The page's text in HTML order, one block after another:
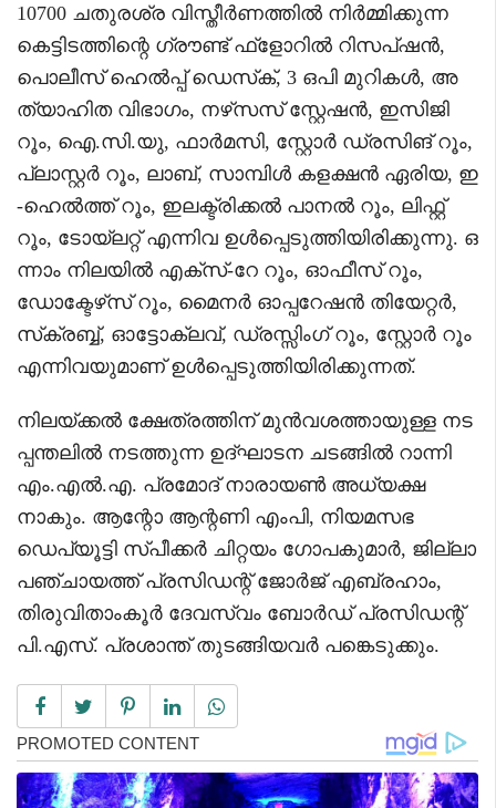
10700 ചതുരശ്ര വിസ്തീര്‍ണത്തില്‍ നിര്‍മ്മിക്കുന്ന
കെട്ടിടത്തിന്റെ ഗ്രൗണ്ട് ഫ്‌ളോറില്‍ റിസപ്ഷന്‍,
പൊലീസ് ഹെല്‍പ്പ് ഡെസ്‌ക്, 3 ഒപി മുറികള്‍, അ
ത്യാഹിത വിഭാഗം, നഴ്‌സസ് സ്റ്റേഷന്‍, ഇസിജി
റൂം, ഐ.സി.യു, ഫാര്‍മസി, സ്റ്റോര്‍ ഡ്രസിങ് റൂം,
പ്ലാസ്റ്റര്‍ റൂം, ലാബ്, സാമ്പിള്‍ കളക്ഷന്‍ ഏരിയ, ഇ
-ഹെല്‍ത്ത് റൂം, ഇലക്ട്രിക്കല്‍ പാനല്‍ റൂം, ലിഫ്റ്റ്
റൂം, ടോയ്‌ലറ്റ് എന്നിവ ഉള്‍പ്പെടുത്തിയിരിക്കുന്നു. ഒ
ന്നാം നിലയില്‍ എക്‌സ്-റേ റൂം, ഓഫീസ് റൂം,
ഡോക്ടേഴ്‌സ് റൂം, മൈനര്‍ ഓപ്പറേഷന്‍ തിയേറ്റര്‍,
സ്‌ക്രബ്ബ്, ഓട്ടോക്ലവ്, ഡ്രസ്സിംഗ് റൂം, സ്റ്റോര്‍ റൂം
എന്നിവയുമാണ് ഉള്‍പ്പെടുത്തിയിരിക്കുന്നത്.
നിലയ്ക്കല്‍ ക്ഷേത്രത്തിന് മുന്‍വശത്തായുള്ള നട
പ്പന്തലില്‍ നടത്തുന്ന ഉദ്ഘാടന ചടങ്ങില്‍ റാന്നി
എം.എല്‍.എ. പ്രമോദ് നാരായണ്‍ അധ്യക്ഷ
നാകും. ആന്റോ ആന്റണി എംപി, നിയമസഭ
ഡെപ്യൂട്ടി സ്പീക്കര്‍ ചിറ്റയം ഗോപകുമാര്‍, ജില്ലാ
പഞ്ചായത്ത് പ്രസിഡന്റ് ജോര്‍ജ് എബ്രഹാം,
തിരുവിതാംകൂര്‍ ദേവസ്വം ബോര്‍ഡ് പ്രസിഡന്റ്
പി.എസ്. പ്രശാന്ത് തുടങ്ങിയവര്‍ പങ്കെടുക്കും.